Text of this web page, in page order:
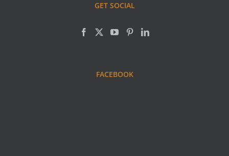
GET SOCIAL
FACEBOOK